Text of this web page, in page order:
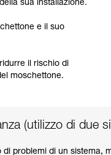
sua installazione.
e il suo
il rischio di
moschettone.
(utilizzo di due
problemi di un sistema,